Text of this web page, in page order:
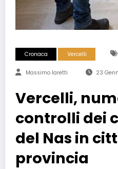
Cronaca Vercelli
Massimo Iaretti 23
Vercelli,
controlli dei
del Nas in
provincia